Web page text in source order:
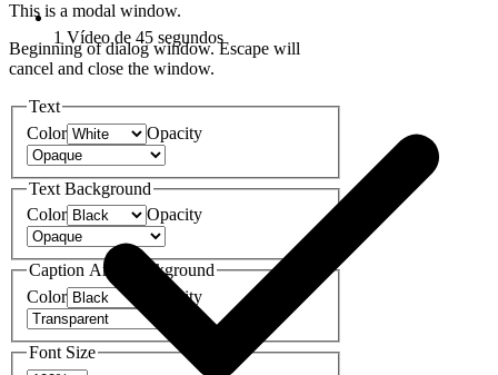
This is a modal window.
Beginning of dialog window. Escape will
cancel and close the window.
Text
Color
Opacity
Text Background
Color
Opacity
Caption Area Background
Color
Opacity
Font Size
1 Vídeo de 45 segundos